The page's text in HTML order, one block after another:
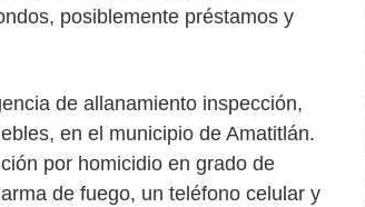
posiblemente préstamos y
de allanamiento inspección,
en el municipio de Amatitlán.
por homicidio en grado de
de fuego, un teléfono celular y